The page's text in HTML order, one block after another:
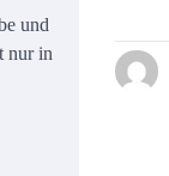
und
nur in